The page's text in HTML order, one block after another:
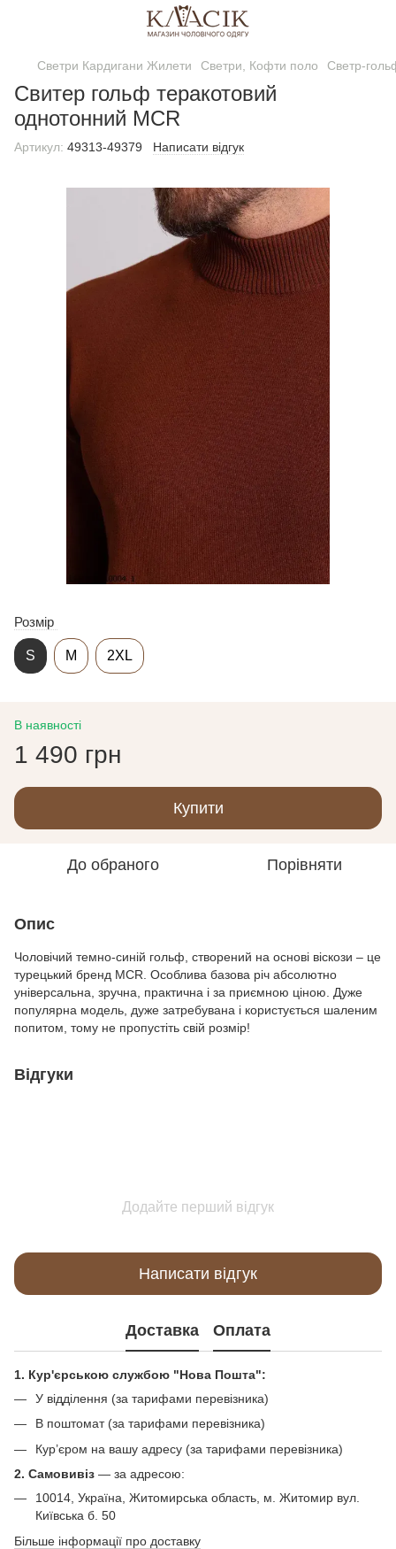
Светри Кардигани Жилети Светри, Кофти поло Светр-
Свитер гольф теракотовий
однотонний MCR
Артикул: 49313-49379 Написати відгук
Розмір
S M 2XL
В наявності
1 490 грн
Купити
До обраного Порівняти
Опис
Чоловічий темно-синій гольф, створений на основі віскози – це
турецький бренд MCR. Особлива базова річ абсолютно
універсальна, зручна, практична і за приємною ціною. Дуже
популярна модель, дуже затребувана і користується шаленим
попитом, тому не пропустіть свій розмір!
Відгуки
Додайте перший відгук
Написати відгук
Доставка Оплата
1. Кур'єрською службою "Нова Пошта":
У відділення (за тарифами перевізника)
В поштомат (за тарифами перевізника)
Кур’єром на вашу адресу (за тарифами перевізника)
2. Самовивіз — за адресою:
10014, Україна, Житомирська область, м. Житомир вул.
Київська б. 50
Більше інформації про доставку